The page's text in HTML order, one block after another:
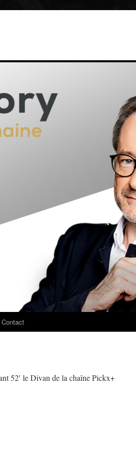
Contact
52′ le Divan de la chaîne Pickx+